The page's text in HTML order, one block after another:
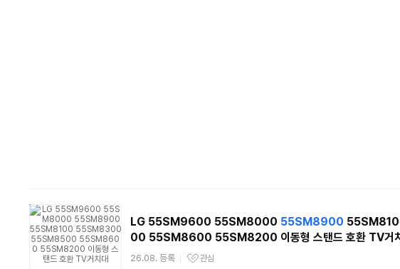
LG 55SM9600 55SM8000 55SM8900
00 55SM8600 55SM8200 이동형 스탠드 호환 TV거
26.08. 등록
관심상품
관심